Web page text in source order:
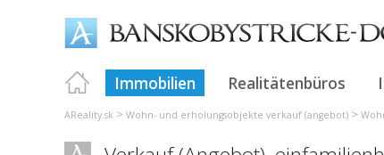
Immobilien Realitätenbüros
AReality.sk > Wohn- und erholungsobjekte verkauf (angebot) >